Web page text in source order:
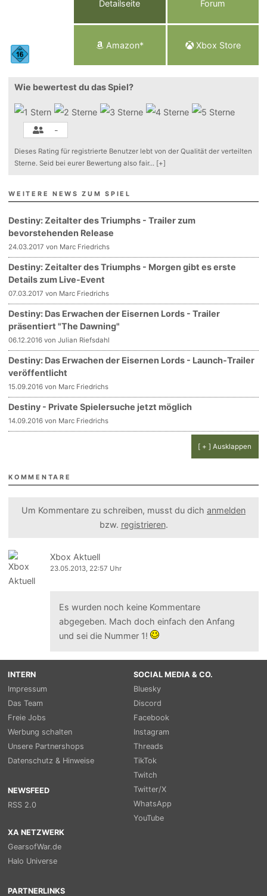
Detailseite Forum
Amazon* Xbox Store
Wie bewertest du das Spiel?
-
Dieses Rating für registrierte Benutzer lebt von der Qualität der verteilten
Sterne. Seid bei eurer Bewertung also fair... [+]
WEITERE NEWS ZUM SPIEL
Destiny: Zeitalter des Triumphs - Trailer zum
bevorstehenden Release
24.03.2017 von Marc Friedrichs
Destiny: Zeitalter des Triumphs - Morgen gibt es erste
Details zum Live-Event
07.03.2017 von Marc Friedrichs
Destiny: Das Erwachen der Eisernen Lords - Trailer
präsentiert "The Dawning"
06.12.2016 von Julian Riefsdahl
Destiny: Das Erwachen der Eisernen Lords - Launch-Trailer
veröffentlicht
15.09.2016 von Marc Friedrichs
Destiny - Private Spielersuche jetzt möglich
14.09.2016 von Marc Friedrichs
[ + ] Ausklappen
KOMMENTARE
Um Kommentare zu schreiben, musst du dich anmelden
bzw. registrieren.
Xbox Aktuell
23.05.2013, 22:57 Uhr
Es wurden noch keine Kommentare
abgegeben. Mach doch einfach den Anfang
und sei die Nummer 1!
INTERN
Impressum
Das Team
Freie Jobs
Werbung schalten
Unsere Partnershops
Datenschutz & Hinweise
NEWSFEED
RSS 2.0
SOCIAL MEDIA & CO.
Bluesky
Discord
Facebook
Instagram
Threads
TikTok
Twitch
Twitter/X
WhatsApp
YouTube
XA NETZWERK
GearsofWar.de
Halo Universe
PARTNERLINKS